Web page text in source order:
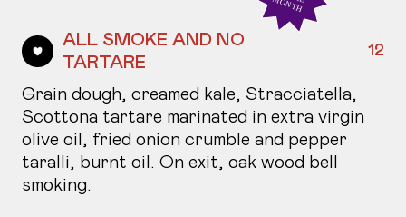
ALL SMOKE AND NO
TARTARE
12
Grain dough, creamed kale, Stracciatella,
Scottona tartare marinated in extra virgin
olive oil, fried onion crumble and pepper
taralli, burnt oil. On exit, oak wood bell
smoking.